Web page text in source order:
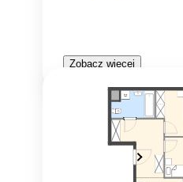
Zobacz więcej